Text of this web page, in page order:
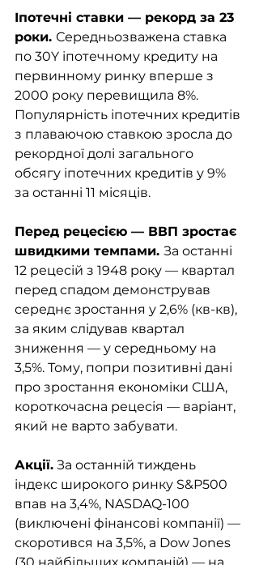
Іпотечні ставки — рекорд за 23
роки. Середньозважена ставка
по 30Y іпотечному кредиту на
первинному ринку вперше з
2000 року перевищила 8%.
Популярність іпотечних кредитів
з плаваючою ставкою зросла до
рекордної долі загального
обсягу іпотечних кредитів у 9%
за останні 11 місяців.
Перед рецесією — ВВП зростає
швидкими темпами. За останні
12 рецесій з 1948 року — квартал
перед спадом демонстрував
середнє зростання у 2,6% (кв-кв),
за яким слідував квартал
зниження — у середньому на
3,5%. Тому, попри позитивні дані
про зростання економіки США,
короткочасна рецесія — варіант,
який не варто забувати.
Акції. За останній тиждень
індекс широкого ринку S&P500
впав на 3,4%, NASDAQ-100
(виключені фінансові компанії) —
скоротився на 3,5%, а Dow Jones